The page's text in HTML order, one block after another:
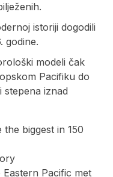
istoriji dogodili
godine.
modeli čak
Pacifiku do
stepena iznad
biggest in 150
Pacific met